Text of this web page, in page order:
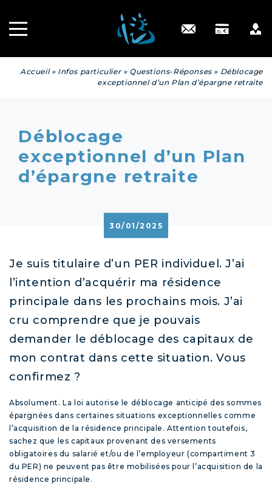
Engagé RSE
Contact
Accueil» Infos particulier» Questions-Réponses» Déblocage
exceptionnel d’un Plan d’épargne retraite
Déblocage
exceptionnel d’un Plan
d’épargne retraite
30/01/2025
Je suis titulaire d’un PER individuel. J’ai
l’intention d’acquérir ma résidence
principale dans les prochains mois. J’ai
cru comprendre que je pouvais
demander le déblocage des capitaux de
mon contrat dans cette situation. Vous
confirmez ?
Absolument. La loi autorise le déblocage anticipé des sommes
épargnées dans certaines situations exceptionnelles comme
l’acquisition de la résidence principale. Attention toutefois,
sachez que les capitaux provenant des versements
obligatoires du salarié et/ou de l’employeur (compartiment 3
du PER) ne peuvent pas être mobilisées pour l’acquisition de la
résidence principale.